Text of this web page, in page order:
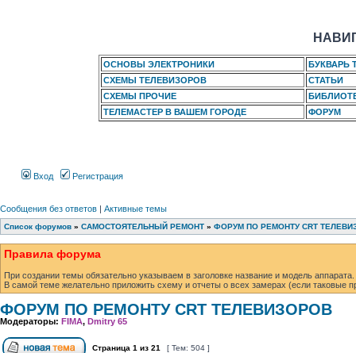
ОСНОВЫ ЭЛЕКТРОНИКИ
БУКВАРЬ
СХЕМЫ ТЕЛЕВИЗОРОВ
СТАТЬИ
СХЕМЫ ПРОЧИЕ
ТЕЛЕМАСТЕР В ВАШЕМ ГОРОДЕ
ФОРУМ
Вход Регистрация
Сообщения без ответов | Активные темы
Список форумов » САМОСТОЯТЕЛЬНЫЙ РЕМОНТ » ФОРУМ ПО РЕМОНТУ CRT
Правила форума
При создании темы обязательно указываем в заголовке название и модель аппарата.
В самой теме желательно приложить схему и отчеты о всех замерах (если таковые
ФОРУМ ПО РЕМОНТУ CRT ТЕЛЕВИЗОРОВ
Модераторы: FIMA, Dmitry 65
Страница 1 из 21 [ Тем: 504 ]